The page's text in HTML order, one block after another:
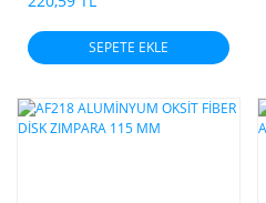
SEPETE EKLE